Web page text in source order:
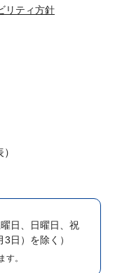
リティ方針
曜日、日曜日、祝
日）を除く）
。